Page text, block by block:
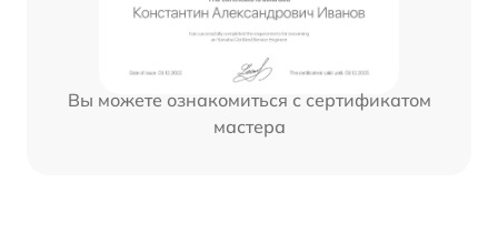
Вы можете ознакомиться с сертификатом
мастера